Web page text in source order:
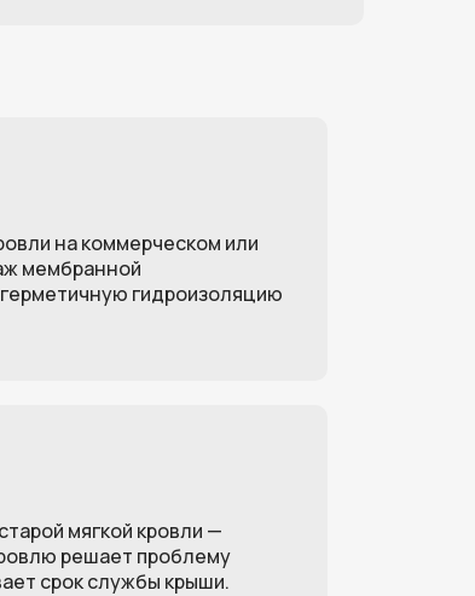
на коммерческом или
мембранной
гидроизоляцию
мягкой кровли —
решает проблему
срок службы крыши.